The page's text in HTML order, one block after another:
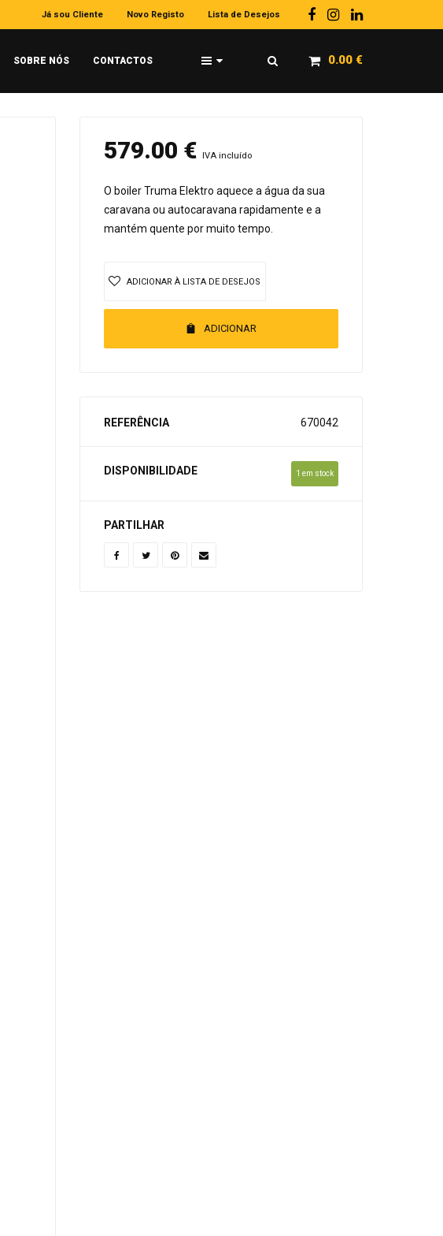
Já sou Cliente Novo Registo Lista de Desejos
SOBRE NÓS CONTACTOS 0.00 €
579.00 € IVA incluído
O boiler Truma Elektro aquece a água da sua
caravana ou autocaravana rapidamente e a
mantém quente por muito tempo.
ADICIONAR
ADICIONAR À LISTA DE DESEJOS
REFERÊNCIA 670042
DISPONIBILIDADE 1 em stock
PARTILHAR